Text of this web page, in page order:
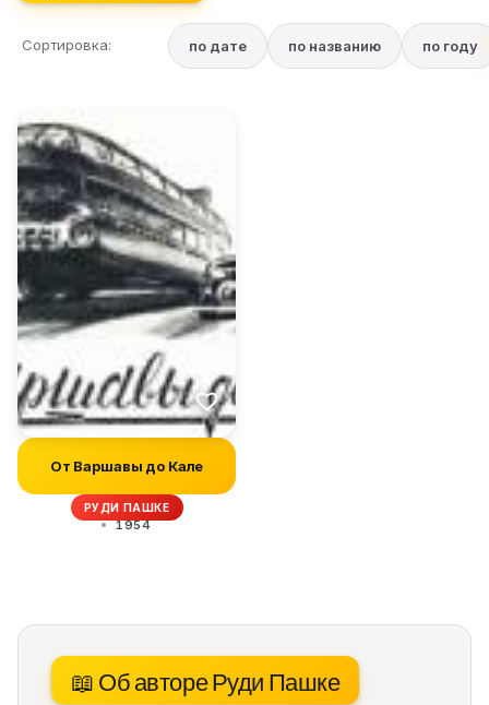
Сортировка: по дате по названию по году
От Варшавы до Кале
РУДИ ПАШКЕ
1954
📖 Об авторе Руди Пашке